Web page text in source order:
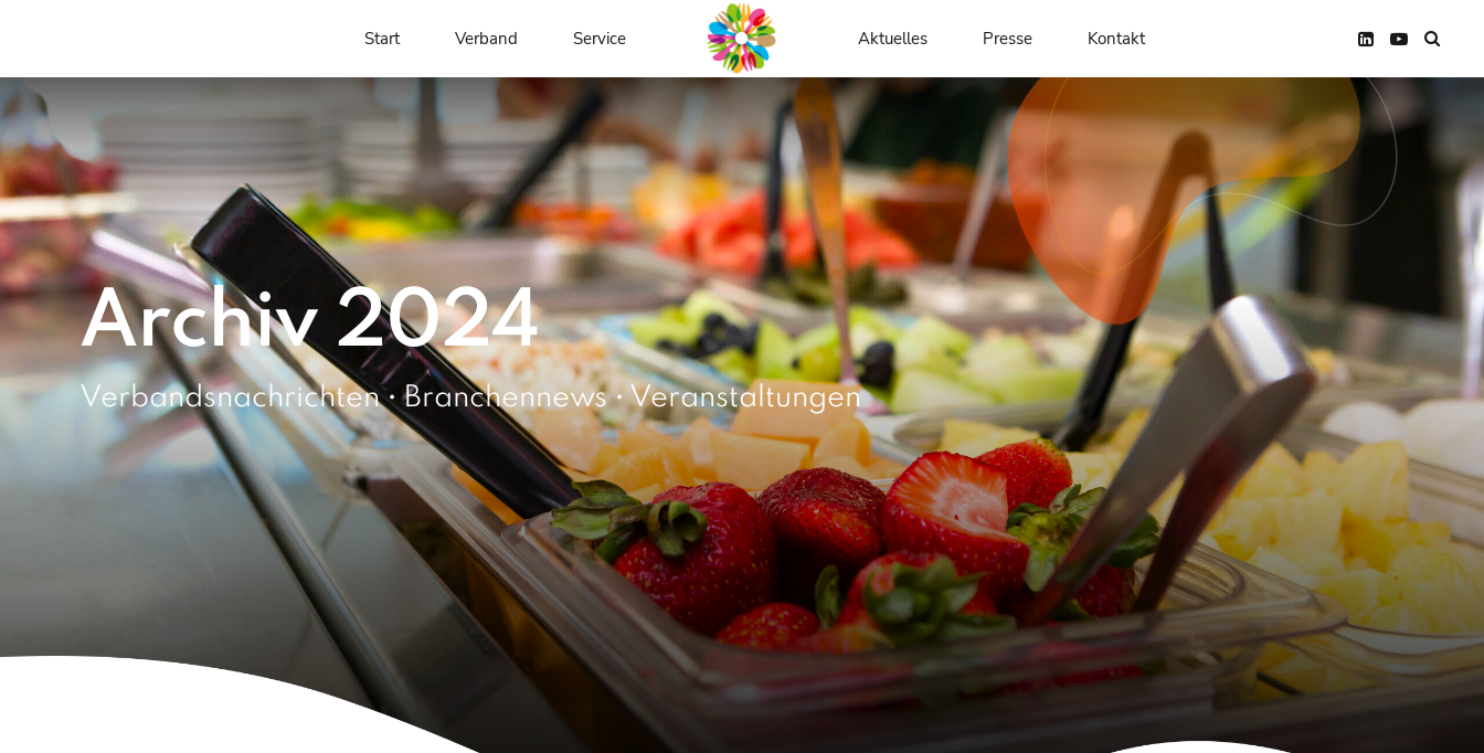
Start Verband Service Aktuelles Presse Kontakt
Archiv 2024
Verbandsnachrichten • Branchennews • Veranstaltungen